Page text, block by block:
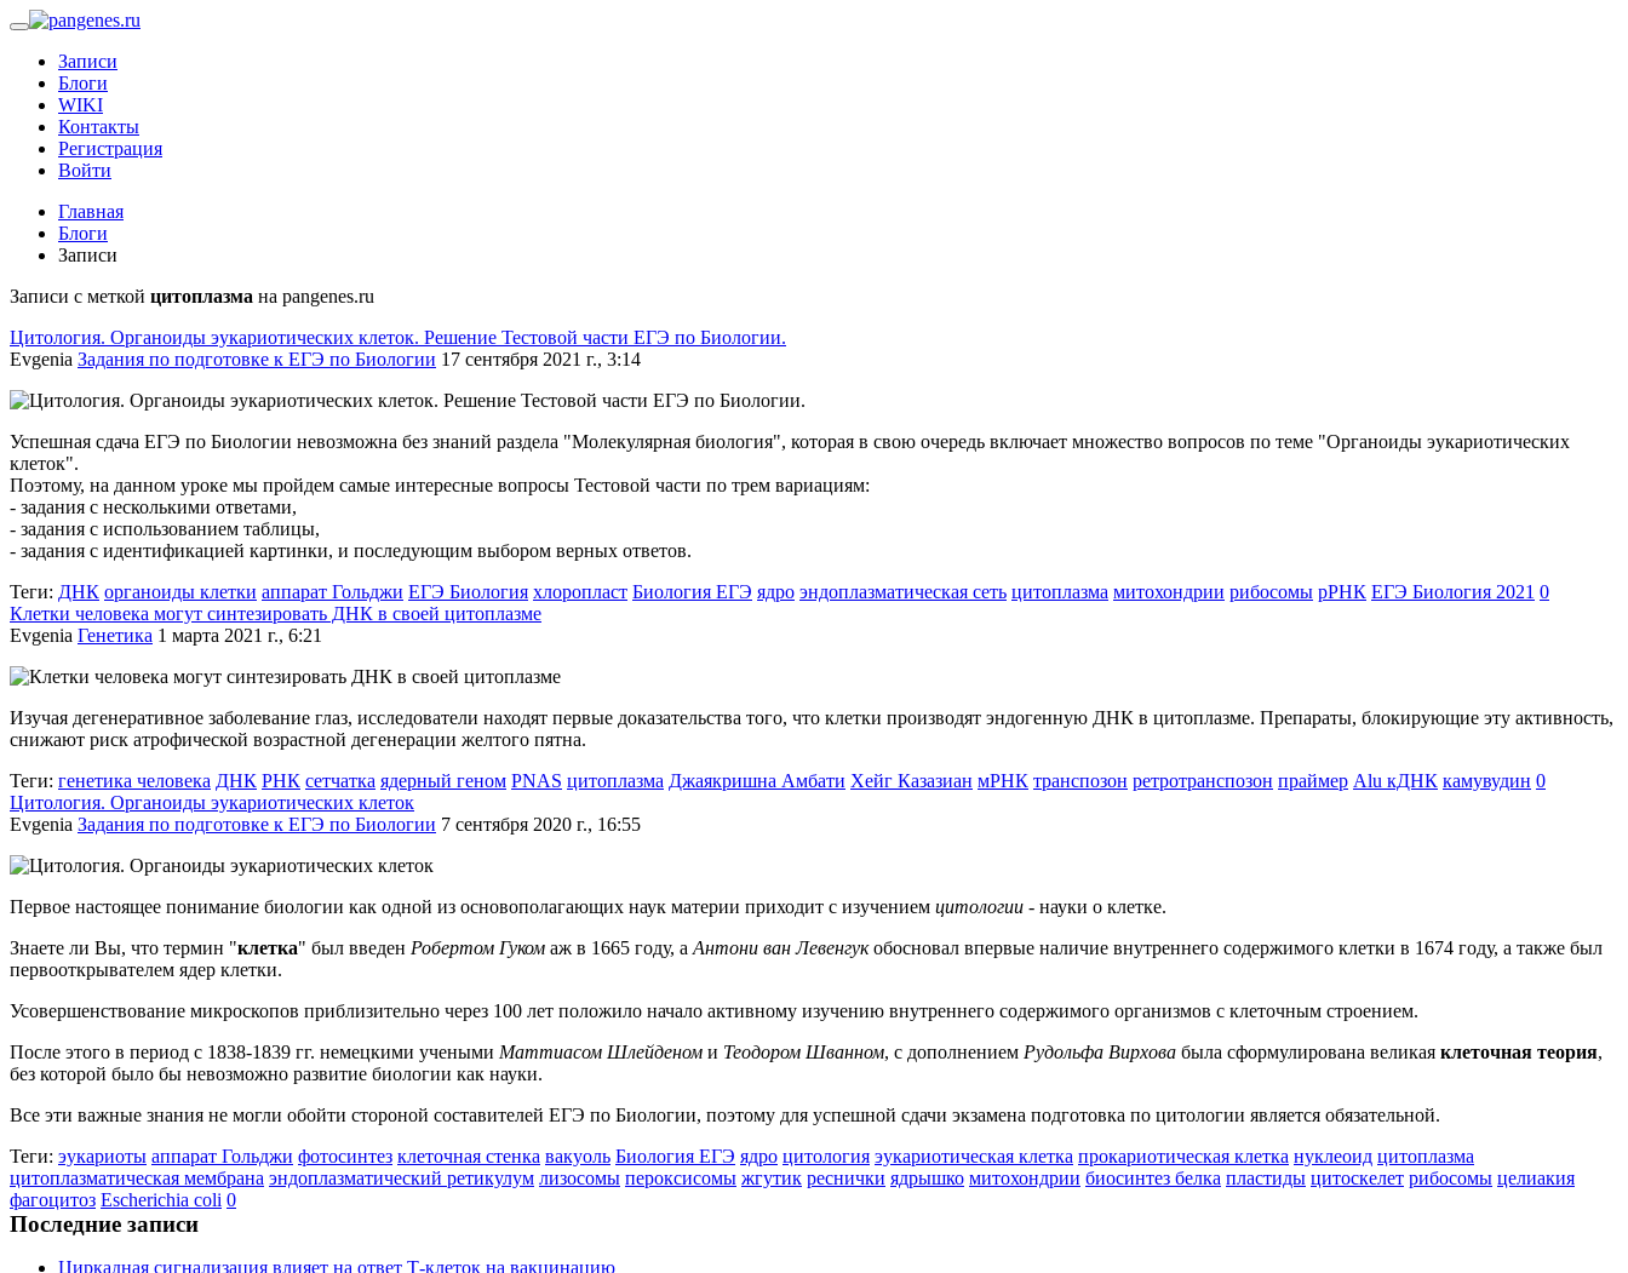
Записи
Блоги
WIKI
Контакты
Регистрация
Войти
Главная
Блоги
Записи
Записи с меткой цитоплазма на pangenes.ru
Цитология. Органоиды эукариотических клеток. Решение Тестовой части ЕГЭ по Биологии.
Evgenia Задания по подготовке к ЕГЭ по Биологии 17 сентября 2021 г., 3:14
Успешная сдача ЕГЭ по Биологии невозможна без знаний раздела "Молекулярная биология", которая в свою очередь включает множество вопросов по теме "Органоиды эукариотических
клеток".
Поэтому, на данном уроке мы пройдем самые интересные вопросы Тестовой части по трем вариациям:
- задания с несколькими ответами,
- задания с использованием таблицы,
- задания с идентификацией картинки, и последующим выбором верных ответов.
Теги: ДНК органоиды клетки аппарат Гольджи ЕГЭ Биология хлоропласт Биология ЕГЭ ядро эндоплазматическая сеть цитоплазма митохондрии рибосомы рРНК ЕГЭ Биология 2021 0
Клетки человека могут синтезировать ДНК в своей цитоплазме
Evgenia Генетика 1 марта 2021 г., 6:21
Изучая дегенеративное заболевание глаз, исследователи находят первые доказательства того, что клетки производят эндогенную ДНК в цитоплазме. Препараты, блокирующие эту активность,
снижают риск атрофической возрастной дегенерации желтого пятна.
Теги: генетика человека ДНК РНК сетчатка ядерный геном PNAS цитоплазма Джаякришна Амбати Хейг Казазиан мРНК транспозон ретротранспозон праймер Alu кДНК камувудин 0
Цитология. Органоиды эукариотических клеток
Evgenia Задания по подготовке к ЕГЭ по Биологии 7 сентября 2020 г., 16:55
Первое настоящее понимание биологии как одной из основополагающих наук материи приходит с изучением цитологии - науки о клетке.
Знаете ли Вы, что термин "клетка" был введен Робертом Гуком аж в 1665 году, а Антони ван Левенгукобосновал впервые наличие внутреннего содержимого клетки в 1674 году, а также был
первооткрывателем ядер клетки.
Усовершенствование микроскопов приблизительно через 100 лет положило начало активному изучению внутреннего содержимого организмов с клеточным строением.
После этого в период с 1838-1839 гг. немецкими учеными Маттиасом Шлейденом и Теодором Шванном, с дополнением Рудольфа Вирхова была сформулирована великая клеточная теория,
без которой было бы невозможно развитие биологии как науки.
Все эти важные знания не могли обойти стороной составителей ЕГЭ по Биологии, поэтому для успешной сдачи экзамена подготовка по цитологии является обязательной.
Теги: эукариоты аппарат Гольджи фотосинтез клеточная стенка вакуоль Биология ЕГЭ ядро цитология эукариотическая клетка прокариотическая клетка нуклеоид цитоплазма
цитоплазматическая мембрана эндоплазматический ретикулум лизосомы пероксисомы жгутик реснички ядрышко митохондрии биосинтез белка пластиды цитоскелет рибосомы целиакия
фагоцитоз Escherichia coli 0
Последние записи
Циркадная сигнализация влияет на ответ Т-клеток на вакцинацию